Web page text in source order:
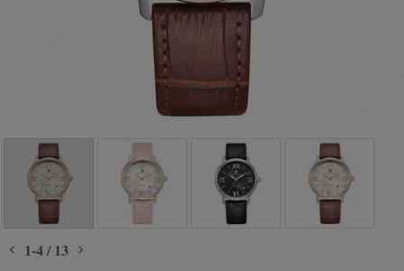
1-4/ 13